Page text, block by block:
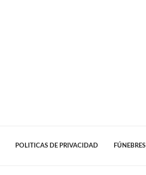
POLITICAS DE PRIVACIDAD FÚNEBRES